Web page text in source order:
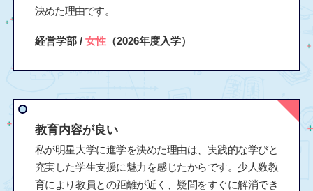
決めた理由です。
経営学部 / 女性（2026年度入学）
教育内容が良い
私が明星大学に進学を決めた理由は、実践的な学びと
充実した学生支援に魅力を感じたからです。少人数教
育により教員との距離が近く、疑問をすぐに解消でき